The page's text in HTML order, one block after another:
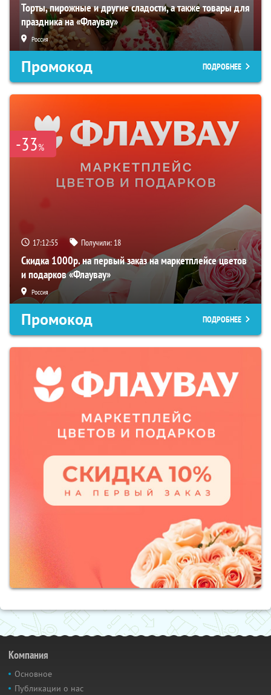
Торты, пирожные и другие сладости, а также товары для
праздника на «Флаувау»
Россия
Промокод ПОДРОБНЕЕ
-33%
17:12:54 Получили: 18
Скидка 1000р. на первый заказ на маркетплейсе цветов
и подарков «Флаувау»
Россия
Промокод ПОДРОБНЕЕ
Компания
Основное
Публикации о нас